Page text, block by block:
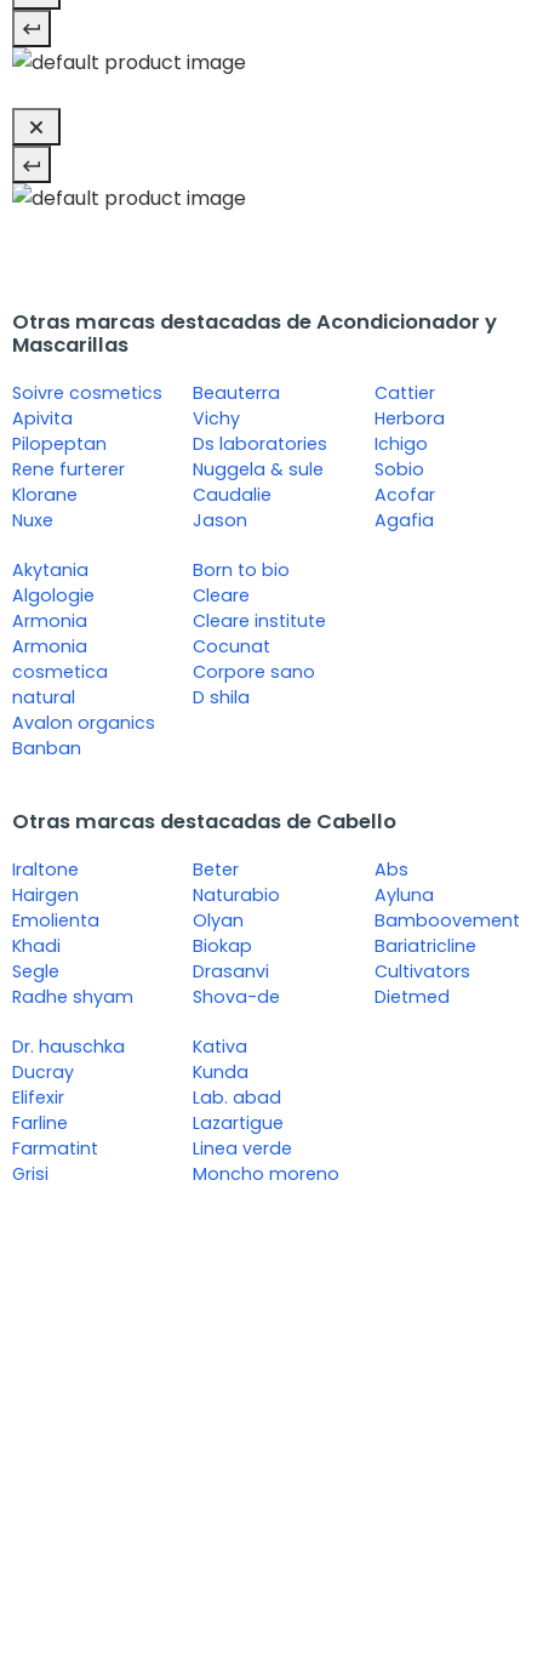
Otras marcas destacadas de Acondicionador y
Mascarillas
Soivre cosmetics
Apivita
Pilopeptan
Rene furterer
Klorane
Nuxe
Beauterra
Vichy
Ds laboratories
Nuggela & sule
Caudalie
Jason
Cattier
Herbora
Ichigo
Sobio
Acofar
Agafia
Akytania
Algologie
Armonia
Armonia
cosmetica
natural
Avalon organics
Banban
Born to bio
Cleare
Cleare institute
Cocunat
Corpore sano
D shila
Otras marcas destacadas de Cabello
Iraltone
Hairgen
Emolienta
Khadi
Segle
Radhe shyam
Beter
Naturabio
Olyan
Biokap
Drasanvi
Shova-de
Abs
Ayluna
Bamboovement
Bariatricline
Cultivators
Dietmed
Dr. hauschka
Ducray
Elifexir
Farline
Farmatint
Grisi
Kativa
Kunda
Lab. abad
Lazartigue
Linea verde
Moncho moreno